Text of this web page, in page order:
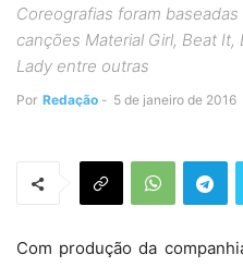
Coreografias foram
canções Material Girl, Beat
Lady entre outras
Por Redação - 5 de janeiro de 2016
Com produção da